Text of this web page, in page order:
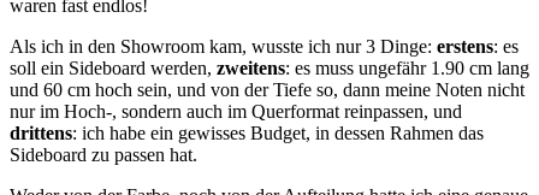
waren fast endlos!
Als ich in den Showroom kam, wusste ich nur 3 Dinge: erstens: es
soll ein Sideboard werden, zweitens: es muss ungefähr 1.90 cm lang
und 60 cm hoch sein, und von der Tiefe so, dann meine Noten nicht
nur im Hoch-, sondern auch im Querformat reinpassen, und
drittens: ich habe ein gewisses Budget, in dessen Rahmen das
Sideboard zu passen hat.